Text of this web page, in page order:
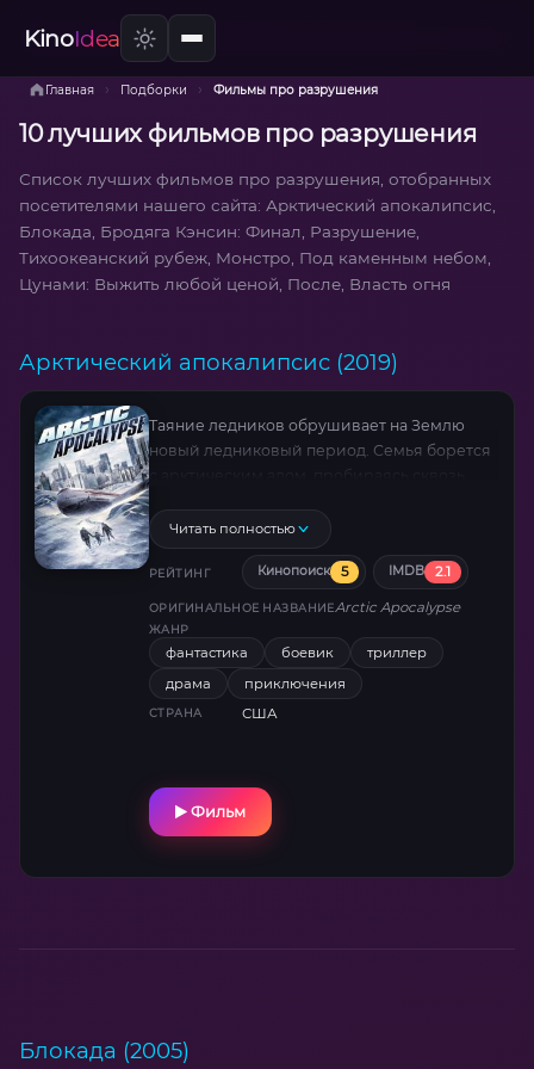
KinoIdea
Главная › Подборки › Фильмы про разрушения
10 лучших фильмов про разрушения
Список лучших фильмов про разрушения, отобранных
посетителями нашего сайта: Арктический апокалипсис,
Блокада, Бродяга Кэнсин: Финал, Разрушение,
Тихоокеанский рубеж, Монстро, Под каменным небом,
Цунами: Выжить любой ценой, После, Власть огня
Арктический апокалипсис (2019)
Таяние ледников обрушивает на Землю
новый ледниковый период. Семья борется
Динамичные сцены выживания и
масштабные визуальные эффекты!
Читать полностью
РЕЙТИНГ Кинопоиск 5 IMDB 2.1
ОРИГИНАЛЬНОЕ НАЗВАНИЕArctic Apocalypse
ЖАНР
фантастика боевик
триллер
драма
приключения
СТРАНА США
Фильм
Блокада (2005)